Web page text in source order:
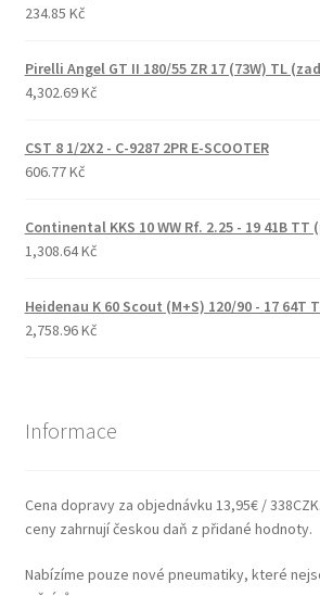
234.85 Kč
Pirelli Angel GT II 180/55 ZR 17 (73W) TL
4,302.69 Kč
CST 8 1/2X2 - C-9287 2PR E-SCOOTER
606.77 Kč
Continental KKS 10 WW Rf. 2.25 - 19 41B
1,308.64 Kč
Heidenau K 60 Scout (M+S) 120/90 - 17 64T
2,758.96 Kč
Informace
Cena dopravy za objednávku 13,95€ /
ceny zahrnují českou daň z přidané hodnoty.
Nabízíme pouze nové pneumatiky, které